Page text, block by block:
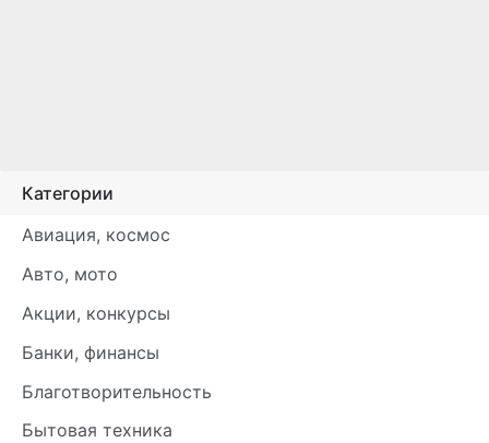
Категории
Авиация, космос
Авто, мото
Акции, конкурсы
Банки, финансы
Благотворительность
Бытовая техника